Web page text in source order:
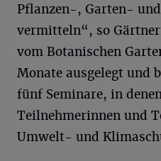
Pflanzen-, Garten-
vermitteln“, so
vom Botanischen
Monate ausgelegt und
fünf Seminare, in
Teilnehmerinnen und
Umwelt- und